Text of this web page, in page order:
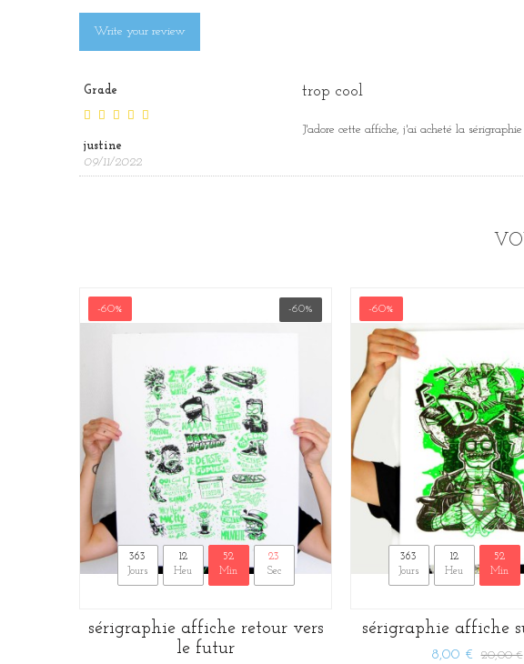
Write your review
Grade
justine
09/11/2022
trop cool
J'adore cette affiche, j'ai acheté la
-60%
363
Jours
12
Heu
52
Min
22
Sec
-60%
sérigraphie affiche retour vers
le futur
363
Jours
12
Heu
52
Min
-60%
sérigraphie affiche
8,00 € 20,00 €